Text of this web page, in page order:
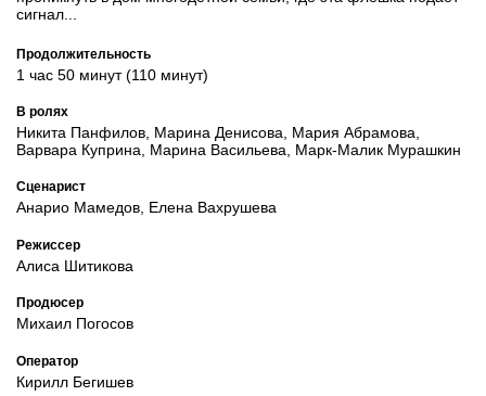
сигнал...
Продолжительность
1 час 50 минут (110 минут)
В ролях
Никита Панфилов, Марина Денисова, Мария Абрамова,
Варвара Куприна, Марина Васильева, Марк-Малик Мурашкин
Сценарист
Анарио Мамедов, Елена Вахрушева
Режиссер
Алиса Шитикова
Продюсер
Михаил Погосов
Оператор
Кирилл Бегишев